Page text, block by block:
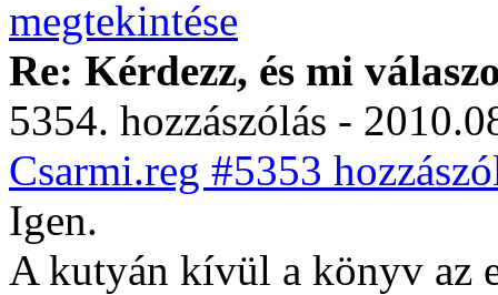
Re: Kérdezz, és mi
5354. hozzászólás -
Csarmi.reg #5353
Igen.
A kutyán kívül a könyv az